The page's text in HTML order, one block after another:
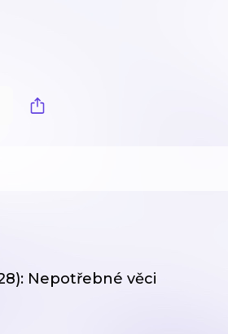
Nepotřebné věci